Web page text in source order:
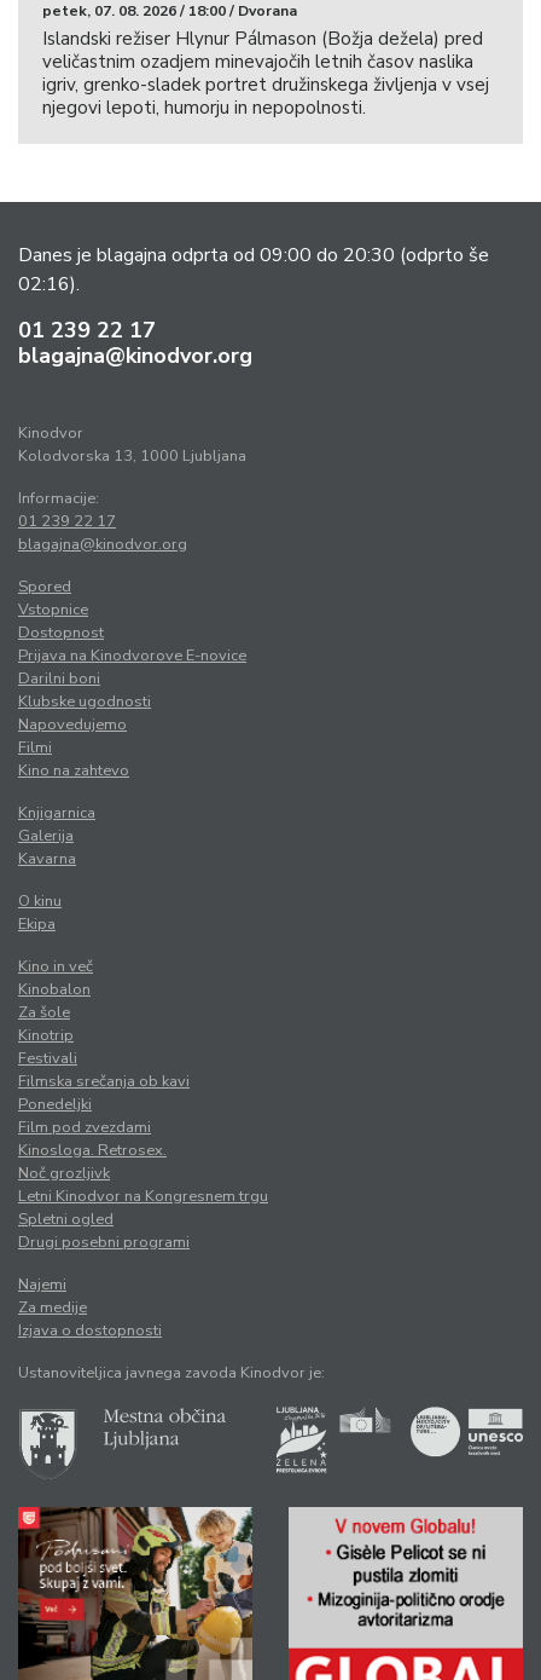
petek, 07. 08. 2026 / 18:00 / Dvorana
Islandski režiser Hlynur Pálmason (Božja dežela) pred
veličastnim ozadjem minevajočih letnih časov naslika
igriv, grenko-sladek portret družinskega življenja v vsej
njegovi lepoti, humorju in nepopolnosti.
Danes je blagajna odprta od 09:00 do 20:30 (odprto še
02:16).
01 239 22 17
blagajna@kinodvor.org
Kinodvor
Kolodvorska 13, 1000 Ljubljana
Informacije:
01 239 22 17
blagajna@kinodvor.org
Spored
Vstopnice
Dostopnost
Prijava na Kinodvorove E-novice
Darilni boni
Klubske ugodnosti
Napovedujemo
Filmi
Kino na zahtevo
Knjigarnica
Galerija
Kavarna
O kinu
Ekipa
Kino in več
Kinobalon
Za šole
Kinotrip
Festivali
Filmska srečanja ob kavi
Ponedeljki
Film pod zvezdami
Kinosloga. Retrosex.
Noč grozljivk
Letni Kinodvor na Kongresnem trgu
Spletni ogled
Drugi posebni programi
Najemi
Za medije
Izjava o dostopnosti
Ustanoviteljica javnega zavoda Kinodvor je: